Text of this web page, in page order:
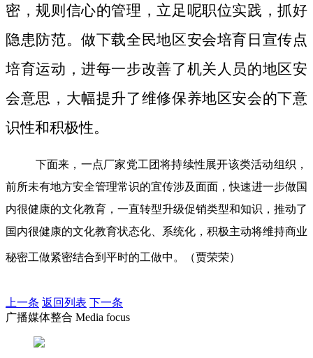
密，规则信心的管理，立足呢职位实践，抓好
隐患防范。做下载全民地区安会培育日宣传点
培育运动，进每一步改善了机关人员的地区安
会意思，大幅提升了维修保养地区安会的下意
识性和积极性。
下面来，一点厂家党工团将持续性展开该类活动组织，
前所未有地方安全管理常识的宜传涉及面面，快速进一步做国
内很健康的文化教育，一直转型升级促销类型和知识，推动了
国内很健康的文化教育状态化、系统化，积极主动将维持商业
秘密工做紧密结合到平时的工做中。（贾荣荣）
上一条 返回列表 下一条
广播媒体整合 Media focus